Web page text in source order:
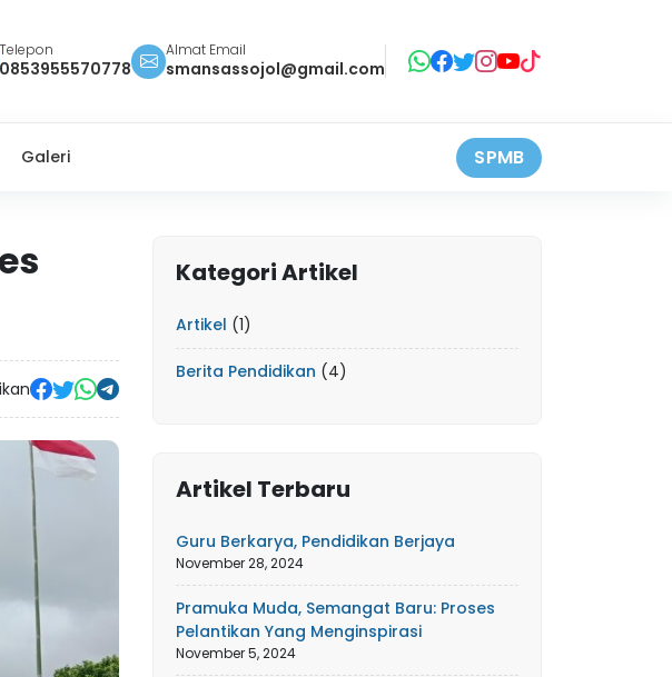
Telepon
0853955570778
Almat Email
smansassojol@gmail.com
Galeri SPMB
Kategori Artikel
Artikel (1)
Berita Pendidikan (4)
Artikel Terbaru
Guru Berkarya, Pendidikan Berjaya
November 28, 2024
Pramuka Muda, Semangat Baru: Proses
Pelantikan Yang Menginspirasi
November 5, 2024